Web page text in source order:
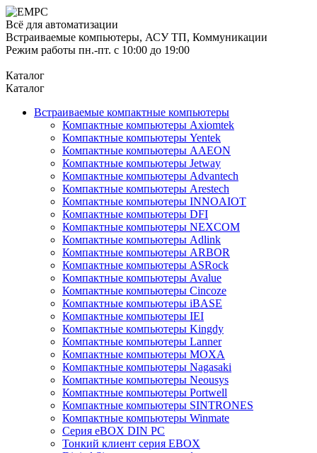
Всё для автоматизации
Встраиваемые компьютеры, АСУ ТП, Коммуникации
Режим работы пн.-пт. с 10:00 до 19:00
Каталог
Каталог
Встраиваемые компактные компьютеры
Компактные компьютеры Axiomtek
Компактные компьютеры Yentek
Компактные компьютеры AAEON
Компактные компьютеры Jetway
Компактные компьютеры Advantech
Компактные компьютеры Arestech
Компактные компьютеры INNOAIOT
Компактные компьютеры DFI
Компактные компьютеры NEXCOM
Компактные компьютеры Adlink
Компактные компьютеры ARBOR
Компактные компьютеры ASRock
Компактные компьютеры Avalue
Компактные компьютеры Cincoze
Компактные компьютеры iBASE
Компактные компьютеры IEI
Компактные компьютеры Kingdy
Компактные компьютеры Lanner
Компактные компьютеры MOXA
Компактные компьютеры Nagasaki
Компактные компьютеры Neousys
Компактные компьютеры Portwell
Компактные компьютеры SINTRONES
Компактные компьютеры Winmate
Серия eBOX DIN PC
Тонкий клиент серия EBOX